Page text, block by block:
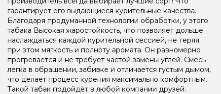
гарантирует его выдающиеся курительные качества.
Благодаря продуманной технологии обработки, у этого
табака Высокая жаростойкость, что позволяет дольше
наслаждаться каждой курительной сессией, не теряя
при этом мягкость и полноту аромата. Он равномерно
прогревается и не требует частой замены углей. Смесь
легка в обращении, забивке и отличается густым дымом,
что делает процесс курения максимально комфортным.
Такой табак подойдёт в любой компании друзей.